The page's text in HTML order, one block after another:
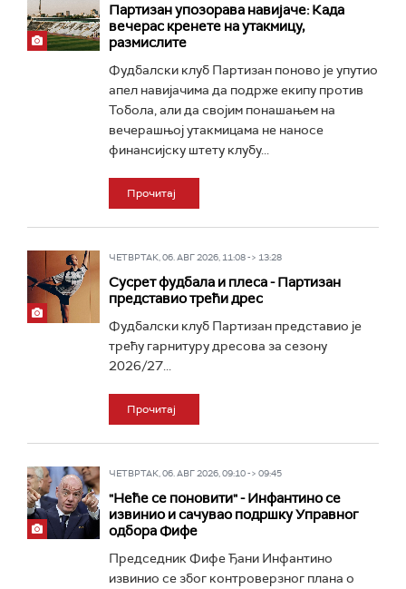
Партизан упозорава навијаче: Када
вечерас кренете на утакмицу,
размислите
Фудбалски клуб Партизан поново је упутио
апел навијачима да подрже екипу против
Тобола, али да својим понашањем на
вечерашњој утакмицама не наносе
финансијску штету клубу...
Прочитај
ЧЕТВРТАК, 06. АВГ 2026, 11:08 -> 13:28
Сусрет фудбала и плеса - Партизан
представио трећи дрес
Фудбалски клуб Партизан представио је
трећу гарнитуру дресова за сезону
2026/27...
Прочитај
ЧЕТВРТАК, 06. АВГ 2026, 09:10 -> 09:45
"Неће се поновити" - Инфантино се
извинио и сачувао подршку Управног
одбора Фифе
Председник Фифе Ђани Инфантино
извинио се због контроверзног плана о